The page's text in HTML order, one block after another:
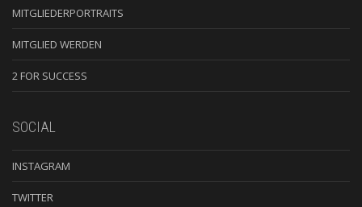
MITGLIEDERPORTRAITS
MITGLIED WERDEN
2 FOR SUCCESS
SOCIAL
INSTAGRAM
TWITTER